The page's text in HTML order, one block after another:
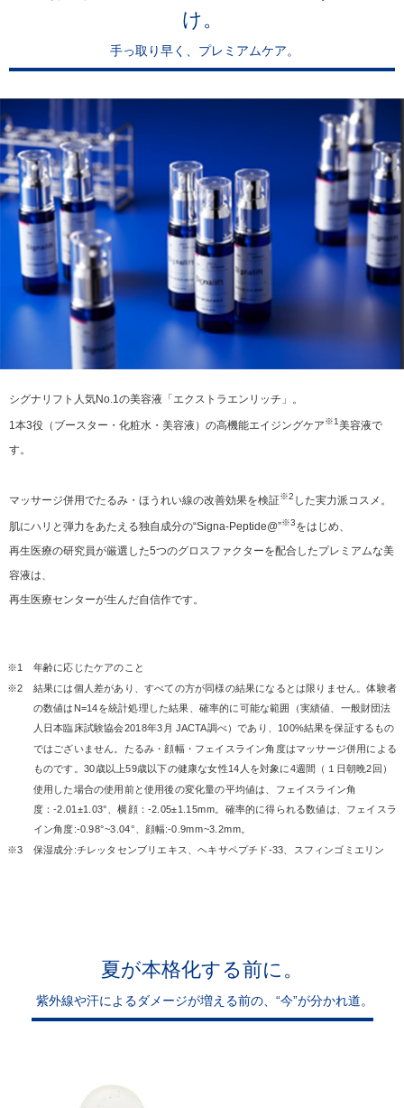
け。
手っ取り早く、プレミアムケア。
シグナリフト人気No.1の美容液「エクストラエンリッチ」。
1本3役（ブースター・化粧水・美容液）の高機能エイジングケア※1美容液で
す。
マッサージ併用でたるみ・ほうれい線の改善効果を検証※2 した実力派コスメ。
肌にハリと弾力をあたえる独自成分の“Signa-Peptide@”※3をはじめ、
再生医療の研究員が厳選した5つのグロスファクターを配合したプレミアムな美
容液は、
再生医療センターが生んだ自信作です。
※1 年齢に応じたケアのこと
※2 結果には個人差があり、すべての方が同様の結果になるとは限りません。体験者
の数値はN=14を統計処理した結果、確率的に可能な範囲（実績値、一般財団法
人日本臨床試験協会2018年3月 JACTA調べ）であり、100%結果を保証するもの
ではございません。たるみ・顔幅・フェイスライン角度はマッサージ併用による
ものです。30歳以上59歳以下の健康な女性14人を対象に4週間（１日朝晩2回）
使用した場合の使用前と使用後の変化量の平均値は、フェイスライン角
度：-2.01±1.03°、横顔：-2.05±1.15mm。確率的に得られる数値は、フェイスラ
イン角度:-0.98°~3.04°、顔幅:-0.9mm~3.2mm。
※3 保湿成分:チレッタセンブリエキス、ヘキサペプチド-33、スフィンゴミエリン
夏が本格化する前に。
紫外線や汗によるダメージが増える前の、“今”が分かれ道。